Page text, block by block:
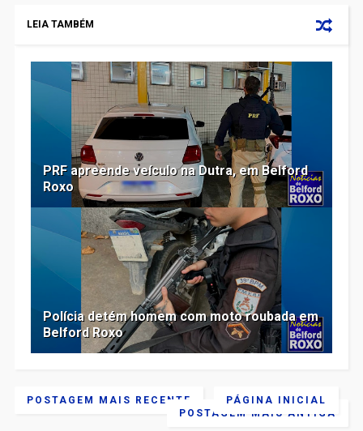
LEIA TAMBÉM
PRF apreende veículo na Dutra, em Belford
Roxo
Polícia detém homem com moto roubada em
Belford Roxo
POSTAGEM MAIS RECENTE
POSTAGEM MAIS ANTIGA
PÁGINA INICIAL